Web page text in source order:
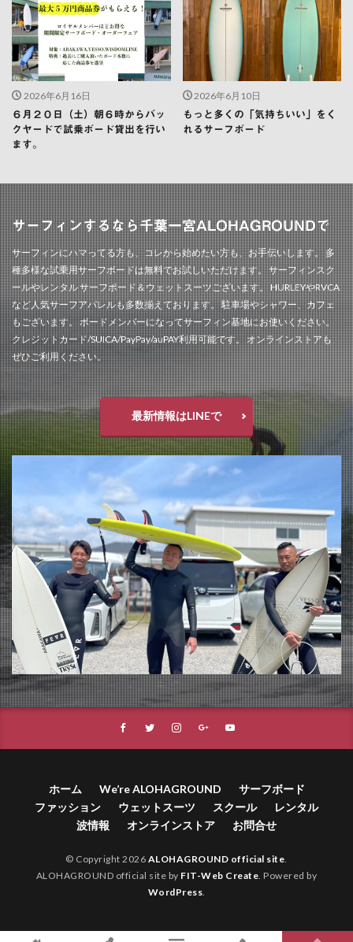
2026年6月16日
６月２０日（土）朝６時からバッ
クヤードで試乗ボード貸出を行い
ます。
2026年6月10日
もっと多くの「気持ちいい」をく
れるサーフボード
サーフィンするなら千葉一宮ALOHAGROUNDで
サーフィンにハマってる方も、コレから始めたい方も、お手伝いします。 多
種多様な試乗用サーフボードは無料でお試しいただけます。 サーフィンスク
ールやレンタル サーフボード＆ウェットスーツございます。 HURLEYやRVCA
など人気サーフアパレルも多数揃えております。 駐車場やシャワー、カフェ
もございます。 ボードメンバーになってサーフィン基地にお使いください。
クレジットカード/SUICA/PayPay/auPAY利用可能です。 オンラインストアも
ぜひご利用ください。
最新情報はLINEで
ホーム We’re ALOHAGROUND
サーフボード
ファッション
ウェットスーツ スクール
レンタル
波情報
オンラインストア お問合せ
© Copyright 2026 ALOHAGROUND official site.
ALOHAGROUND official site by FIT-Web Create. Powered by
WordPress.